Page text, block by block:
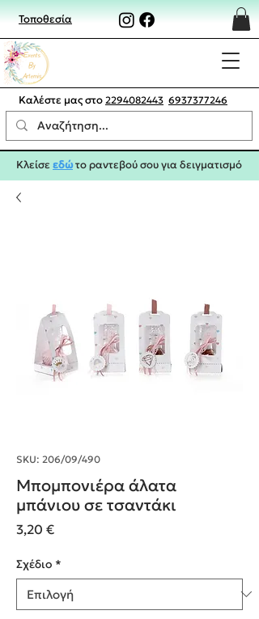
Τοποθεσία
Καλέστε μας στο 2294082443 6937377246
Κλείσεεδώτο ραντεβού σου για δειγματισμό
SKU: 206/09/490
Μπομπονιέρα άλατα
μπάνιου σε τσαντάκι
3,20 €Τιμή
Σχέδιο *